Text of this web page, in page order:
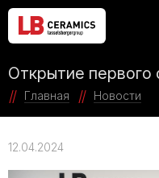
Открытие первого
Главная Новости
12.04.2024